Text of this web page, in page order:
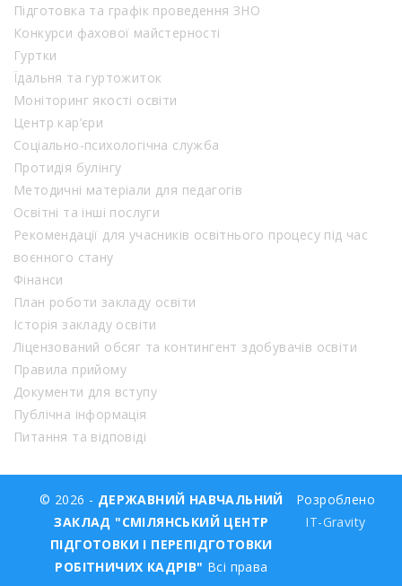
Підготовка та графік проведення ЗНО
Конкурси фахової майстерності
Гуртки
Їдальня та гуртожиток
Моніторинг якості освіти
Центр кар’єри
Соціально-психологічна служба
Протидія булінгу
Методичні матеріали для педагогів
Освітні та інші послуги
Рекомендації для учасників освітнього процесу під час
воєнного стану
Фінанси
План роботи закладу освіти
Історія закладу освіти
Ліцензований обсяг та контингент здобувачів освіти
Правила прийому
Документи для вступу
Публічна інформація
Питання та відповіді
© 2026 - ДЕРЖАВНИЙ НАВЧАЛЬНИЙ
ЗАКЛАД "СМІЛЯНСЬКИЙ ЦЕНТР
ПІДГОТОВКИ І ПЕРЕПІДГОТОВКИ
РОБІТНИЧИХ КАДРІВ" Всі права
Розроблено
IT-Gravity